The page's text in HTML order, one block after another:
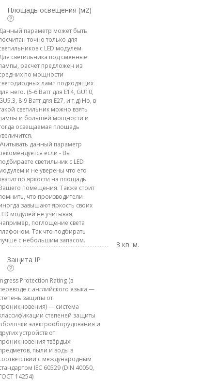
Площадь освещения (м2)
параметр может быть
точно только для
с LED модулем.
светильника под сменные
расчет предложен из
по мощности
ламп подходящих
него. (5-6 Ватт для E14, GU10,
8-9 Ватт для E27, и т.д) Но, в
светильник можно взять
и большей мощности и
освещаемая площадь
данный параметр
если - Вы
светильник с LED
и не уверены что его
по яркости на площадь
помещения. Также стоит
что производители
завышают яркость своих
модулей не учитывая,
поглощение света
Так что подбирать
с небольшим запасом.
3 кв. м.
Защита IP
Protection Rating (в
с английского языка —
защиты от
— система
степеней защиты
электрооборудования и
устройств от
твёрдых
пыли и воды в
с международным
IEC 60529 (DIN 40050,
14254)